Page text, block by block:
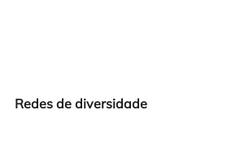
Redes de diversidade